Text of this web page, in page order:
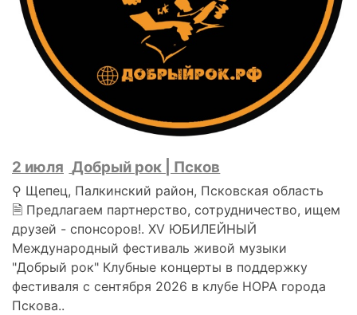
2 июля Добрый рок | Псков
⚲ Щепец, Палкинский район, Псковская область
🗎 Предлагаем партнерство, сотрудничество, ищем
друзей - спонсоров!. XV ЮБИЛЕЙНЫЙ
Международный фестиваль живой музыки
"Добрый рок" Клубные концерты в поддержку
фестиваля с сентября 2026 в клубе НОРА города
Пскова..